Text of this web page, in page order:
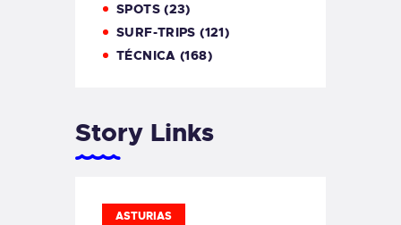
SPOTS(23)
SURF-TRIPS (121)
TÉCNICA (168)
Story Links
ASTURIAS